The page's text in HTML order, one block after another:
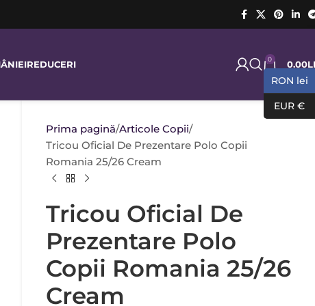
REDUCERI 0 0.00
Prima pagină Articole Copii
Tricou Oficial De Prezentare Polo Copii
Romania 25/26 Cream
Tricou Oficial De
Prezentare Polo
Copii Romania 25/26
Cream
RON lei
EUR €